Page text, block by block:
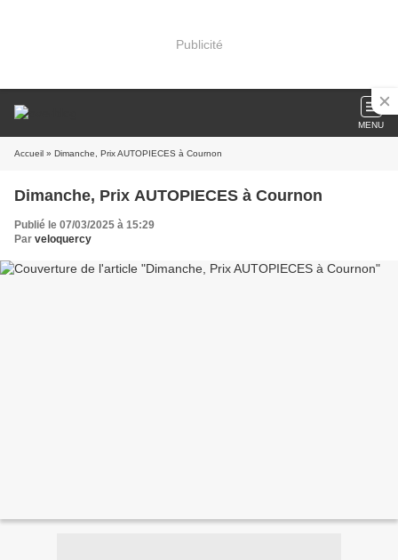
Publicité
MENU
Accueil » Dimanche, Prix AUTOPIECES à Cournon
Dimanche, Prix AUTOPIECES à Cournon
Publié le 07/03/2025 à 15:29
Par veloquercy